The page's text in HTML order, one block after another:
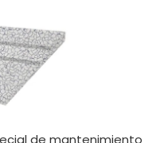
de mantenimiento